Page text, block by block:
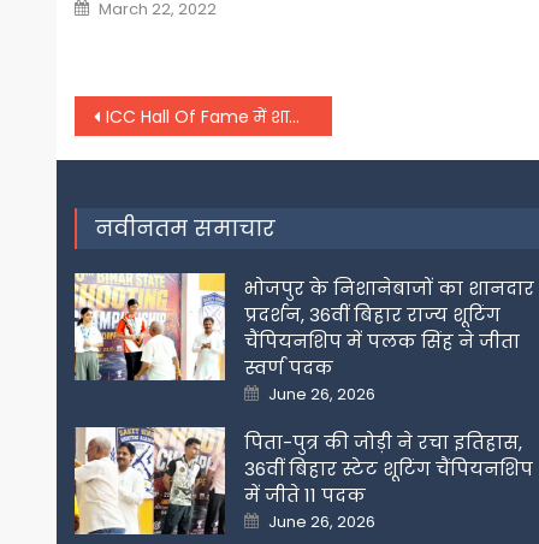
on
March 22, 2022
Post
navigation
ICC Hall Of Fame में शामिल हुए ये तीन दिग्गज, सेमीफाइनल मैच के दिन होगा सम्मान
नवीनतम समाचार
भोजपुर के निशानेबाजों का शानदार
प्रदर्शन, 36वीं बिहार राज्य शूटिंग
चैंपियनशिप में पलक सिंह ने जीता
स्वर्ण पदक
Posted
on
June 26, 2026
पिता-पुत्र की जोड़ी ने रचा इतिहास,
36वीं बिहार स्टेट शूटिंग चैंपियनशिप
में जीते 11 पदक
Posted
on
June 26, 2026